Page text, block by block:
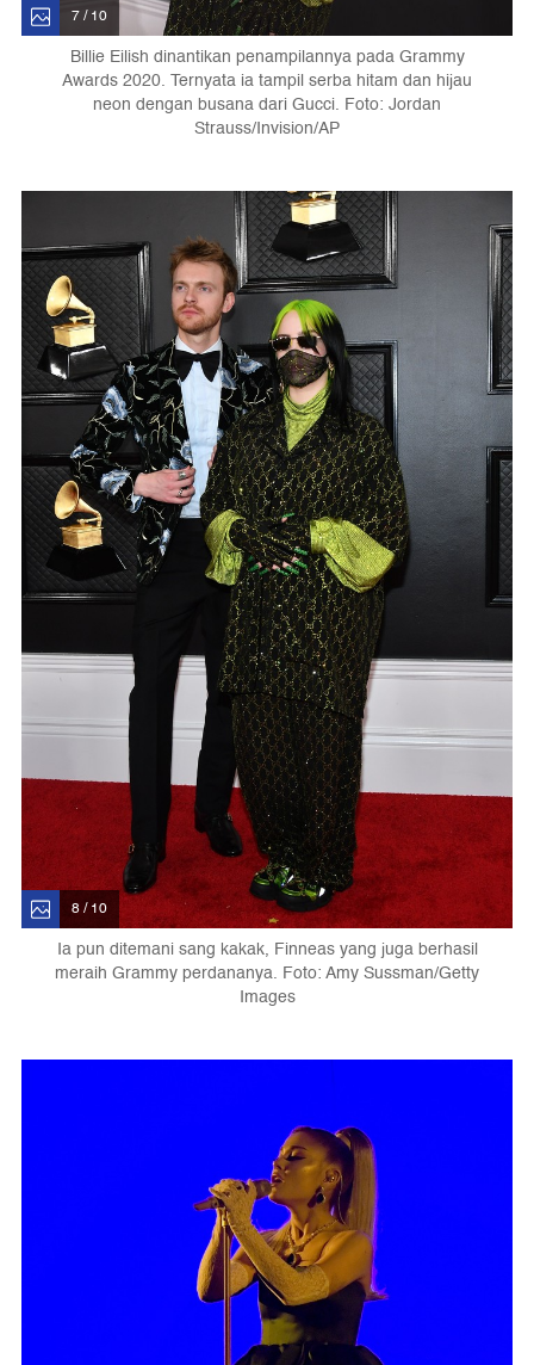
7 / 10
Billie Eilish dinantikan penampilannya pada Grammy
Awards 2020. Ternyata ia tampil serba hitam dan hijau
neon dengan busana dari Gucci. Foto: Jordan
Strauss/Invision/AP
8 / 10
Ia pun ditemani sang kakak, Finneas yang juga berhasil
meraih Grammy perdananya. Foto: Amy Sussman/Getty
Images